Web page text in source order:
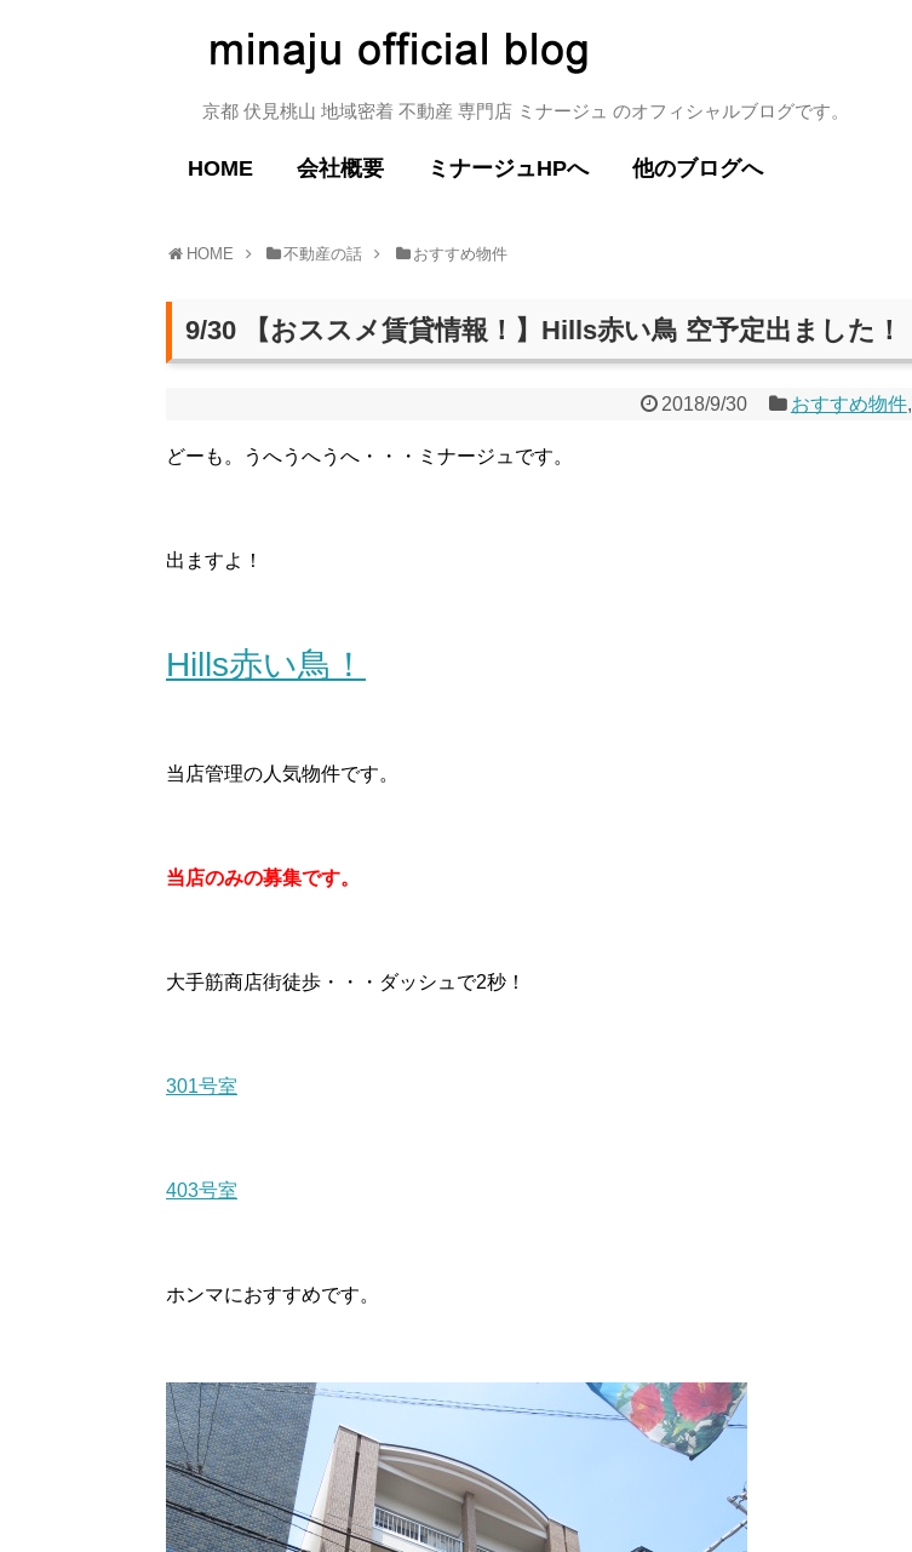
京都 伏見桃山 地域密着 不動産 専門店 ミナージュ のオフィシャルブログです。
HOME 会社概要 ミナージュHPへ 他のブログへ
HOME 不動産の話 おすすめ物件
9/30 【おススメ賃貸情報！】Hills赤い鳥 空予定出ました！
2018/9/30 おすすめ物件,
どーも。うへうへうへ・・・ミナージュです。
出ますよ！
Hills赤い鳥！
当店管理の人気物件です。
当店のみの募集です。
大手筋商店街徒歩・・・ダッシュで2秒！
301号室
403号室
ホンマにおすすめです。